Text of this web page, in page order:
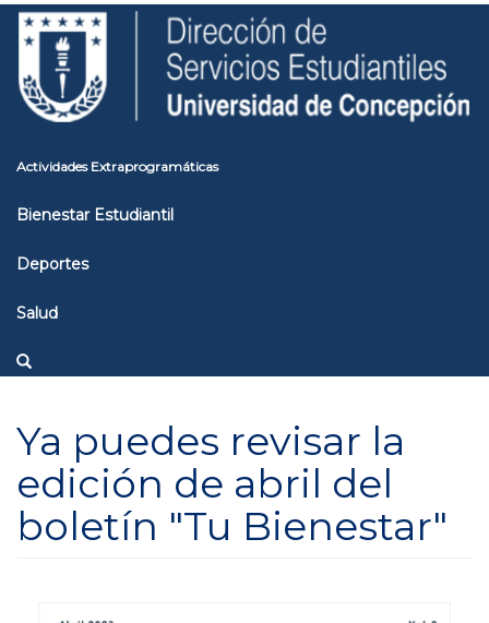
Pasar
contenido
principal
Toggle
high
contrast
Actividades Extraprogramáticas
Bienestar Estudiantil
Deportes
Salud
Ya puedes revisar la
edición de abril del
boletín "Tu Bienestar"